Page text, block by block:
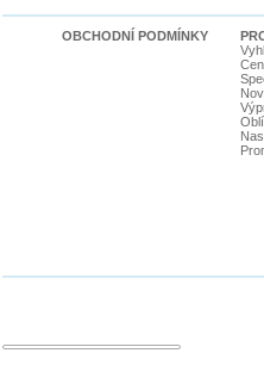
OBCHODNÍ PODMÍNKY